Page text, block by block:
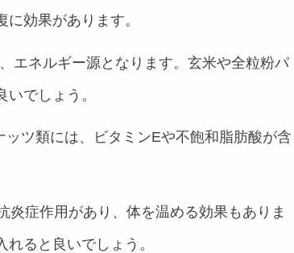
効果があります。
エネルギー源となります。玄米や全粒粉パ
でしょう。
ツ類には、ビタミンEや不飽和脂肪酸が含
炎症作用があり、体を温める効果もありま
ると良いでしょう。